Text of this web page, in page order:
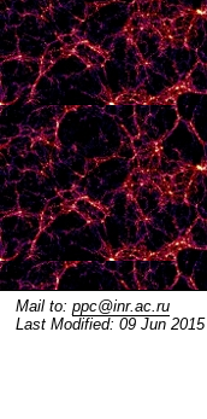
Mail to: ppc@inr.ac.ru
Last Modified: 09 Jun 2015